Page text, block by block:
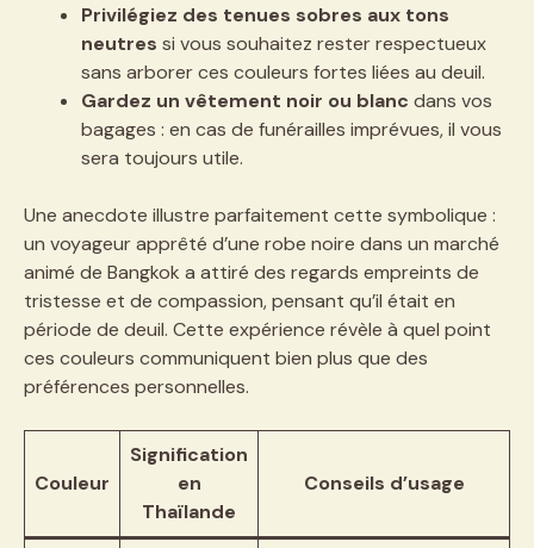
Privilégiez des tenues sobres aux tons
neutres si vous souhaitez rester respectueux
sans arborer ces couleurs fortes liées au deuil.
Gardez un vêtement noir ou blanc dans vos
bagages : en cas de funérailles imprévues, il vous
sera toujours utile.
Une anecdote illustre parfaitement cette symbolique :
un voyageur apprêté d’une robe noire dans un marché
animé de Bangkok a attiré des regards empreints de
tristesse et de compassion, pensant qu’il était en
période de deuil. Cette expérience révèle à quel point
ces couleurs communiquent bien plus que des
préférences personnelles.
Couleur
Signification
en
Thaïlande
Conseils d’usage